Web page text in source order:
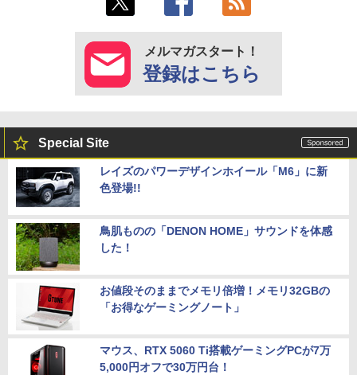
メルマガスタート！
登録はこちら
Special Site
レイズのパワーデザインホイール「M6」に新
色登場!!
鳥肌ものの「DENON HOME」サウンドを体感
した！
お値段そのままでメモリ倍増！メモリ32GBの
「お得なゲーミングノート」
マウス、RTX 5060 Ti搭載ゲーミングPCが7万
5,000円オフで30万円台！